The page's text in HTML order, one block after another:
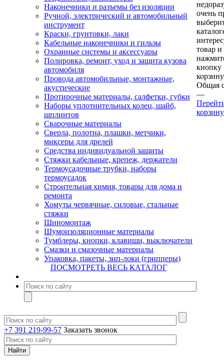
Наконечники и разъемы без изоляции
Ручной, электрический и автомобильный
инструмент
Краски, грунтовки, лаки
Кабельные наконечники и гильзы
Охранные системы и аксессуары
Полировка, ремонт, уход и защита кузова
автомобиля
Провода автомобильные, монтажные,
акустические
Протирочные материалы, салфетки, губки
Наборы уплотнительных колец, шайб,
шплинтов
Сварочные материалы
Сверла, полотна, плашки, метчики,
миксеры для дрелей
Средства индивидуальной защиты
Стяжки кабельные, крепеж, держатели
Термоусадочные трубки, наборы
термоусадок
Строительная химия, товары для дома и
ремонта
Хомуты червячные, силовые, стальные
стяжки
Шиномонтаж
Шумоизоляционные материалы
Тумблеры, кнопки, клавиши, выключатели
Смазки и смазочные материалы
Упаковка, пакеты, зип-локи (грипперы)
ПОСМОТРЕТЬ ВЕСЬ КАТАЛОГ
+7 391 219-99-57 Заказать звонок
очень
товар и
кнопку
Общая
—
корзину